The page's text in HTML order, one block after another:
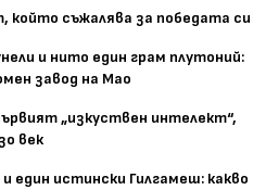
съжалява за победата си
и нито един грам плутоний:
завод на Мао
„изкуствен интелект“,
век
един истински Гилгамеш: какво